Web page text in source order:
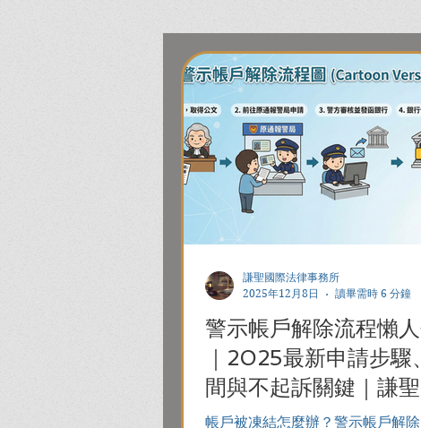
警示帳戶解除流程懶
｜2025最新申請步驟
間與不起訴關鍵｜謙
師
帳戶被凍結怎麼辦？警示帳戶解除
謙聖國際法律事務所
2025年12月8日
讀畢需時 6 分鐘